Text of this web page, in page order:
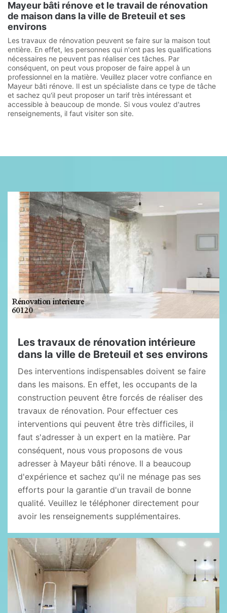
Mayeur bâti rénove et le travail de rénovation
de maison dans la ville de Breteuil et ses
environs
Les travaux de rénovation peuvent se faire sur la maison tout
entière. En effet, les personnes qui n'ont pas les qualifications
nécessaires ne peuvent pas réaliser ces tâches. Par
conséquent, on peut vous proposer de faire appel à un
professionnel en la matière. Veuillez placer votre confiance en
Mayeur bâti rénove. Il est un spécialiste dans ce type de tâche
et sachez qu'il peut proposer un tarif très intéressant et
accessible à beaucoup de monde. Si vous voulez d'autres
renseignements, il faut visiter son site.
Les travaux de rénovation intérieure
dans la ville de Breteuil et ses environs
Des interventions indispensables doivent se faire
dans les maisons. En effet, les occupants de la
construction peuvent être forcés de réaliser des
travaux de rénovation. Pour effectuer ces
interventions qui peuvent être très difficiles, il
faut s'adresser à un expert en la matière. Par
conséquent, nous vous proposons de vous
adresser à Mayeur bâti rénove. Il a beaucoup
d'expérience et sachez qu'il ne ménage pas ses
efforts pour la garantie d'un travail de bonne
qualité. Veuillez le téléphoner directement pour
avoir les renseignements supplémentaires.